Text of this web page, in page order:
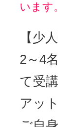
います。
【少
2～4
て受
アッ